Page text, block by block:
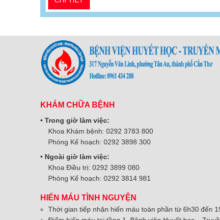
KHÁM CHỮA BỆNH
• Trong giờ làm việc:
Khoa Khám bệnh: 0292 3783 800
Phòng Kế hoạch: 0292 3898 300
• Ngoài giờ làm việc:
Khoa Điều trị: 0292 3899 080
Phòng Kế hoạch: 0292 3814 981
HIẾN MÁU TÌNH NGUYỆN
Thời gian tiếp nhận hiến máu toàn phần từ 6h30 đến